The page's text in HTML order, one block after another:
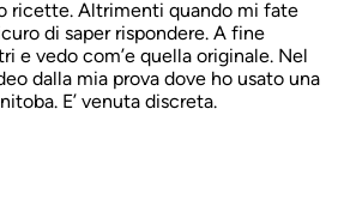
ricette. Altrimenti quando mi fate
di saper rispondere. A fine
e vedo com’e quella originale. Nel
dalla mia prova dove ho usato una
E’ venuta discreta.